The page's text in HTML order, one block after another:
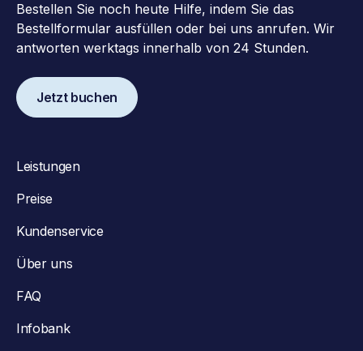
Bestellen Sie noch heute Hilfe, indem Sie das
Bestellformular ausfüllen oder bei uns anrufen. Wir
antworten werktags innerhalb von 24 Stunden.
Jetzt buchen
Leistungen
Preise
Kundenservice
Über uns
FAQ
Infobank